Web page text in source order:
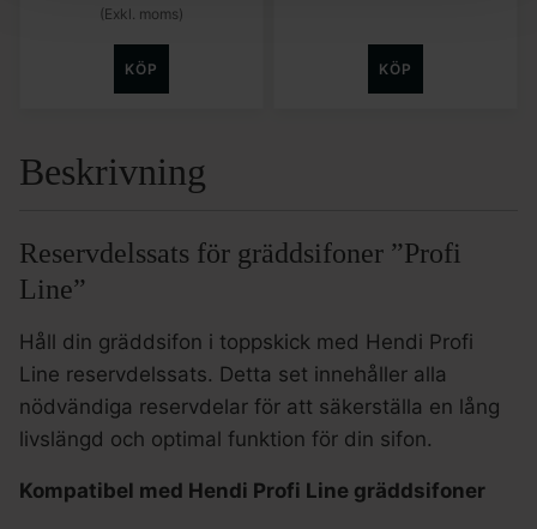
(Exkl. moms)
KÖP KÖP
Beskrivning
Reservdelssats för gräddsifoner ”Profi
Line”
Håll din gräddsifon i toppskick med Hendi Profi
Line reservdelssats. Detta set innehåller alla
nödvändiga reservdelar för att säkerställa en lång
livslängd och optimal funktion för din sifon.
Kompatibel med Hendi Profi Line gräddsifoner